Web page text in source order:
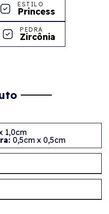
ESTILO
Princess
PEDRA
Zircônia
1,0cm
0,5cm x 0,5cm